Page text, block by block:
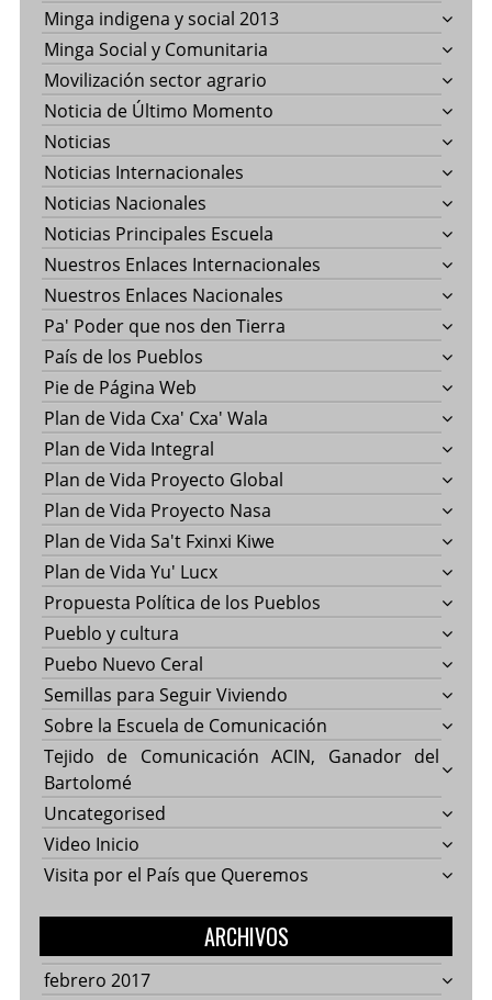
Minga indigena y social 2013
Minga Social y Comunitaria
Movilización sector agrario
Noticia de Último Momento
Noticias
Noticias Internacionales
Noticias Nacionales
Noticias Principales Escuela
Nuestros Enlaces Internacionales
Nuestros Enlaces Nacionales
Pa' Poder que nos den Tierra
País de los Pueblos
Pie de Página Web
Plan de Vida Cxa' Cxa' Wala
Plan de Vida Integral
Plan de Vida Proyecto Global
Plan de Vida Proyecto Nasa
Plan de Vida Sa't Fxinxi Kiwe
Plan de Vida Yu' Lucx
Propuesta Política de los Pueblos
Pueblo y cultura
Puebo Nuevo Ceral
Semillas para Seguir Viviendo
Sobre la Escuela de Comunicación
Tejido de Comunicación ACIN, Ganador del
Bartolomé
Uncategorised
Video Inicio
Visita por el País que Queremos
ARCHIVOS
febrero 2017